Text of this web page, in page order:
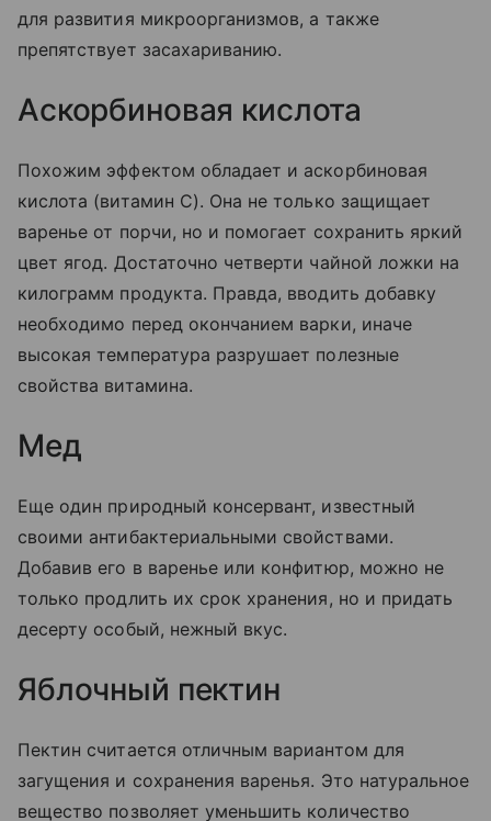
для развития микроорганизмов, а также
препятствует засахариванию.
Аскорбиновая кислота
Похожим эффектом обладает и аскорбиновая
кислота (витамин С). Она не только защищает
варенье от порчи, но и помогает сохранить яркий
цвет ягод. Достаточно четверти чайной ложки на
килограмм продукта. Правда, вводить добавку
необходимо перед окончанием варки, иначе
высокая температура разрушает полезные
свойства витамина.
Мед
Еще один природный консервант, известный
своими антибактериальными свойствами.
Добавив его в варенье или конфитюр, можно не
только продлить их срок хранения, но и придать
десерту особый, нежный вкус.
Яблочный пектин
Пектин считается отличным вариантом для
загущения и сохранения варенья. Это натуральное
вещество позволяет уменьшить количество